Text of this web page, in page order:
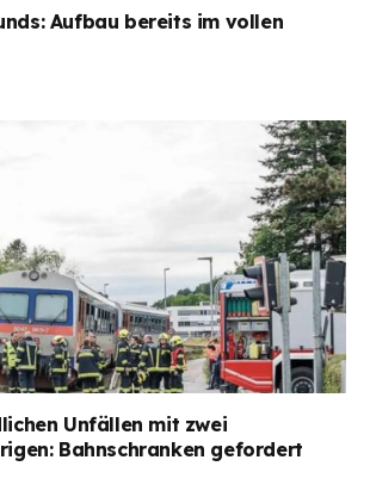
Aufbau bereits im vollen
Unfällen mit zwei
Bahnschranken gefordert